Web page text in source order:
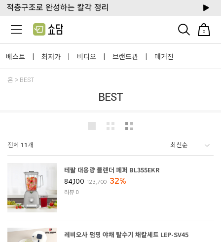
0
베스트 | 최저가 | 비디오 | 브랜드관 | 매거진
홈 BEST
BEST
전체 11개
테팔 대용량 블렌더 페퍼 BL355EKR
84,100 123,700 32%
리뷰 0
레비오사 펌핑 야채 탈수기 채칼세트 LEP-SV45